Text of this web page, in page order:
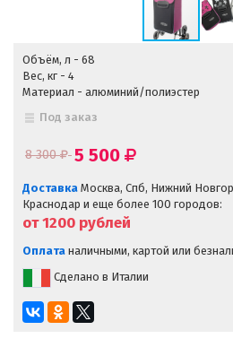
Объём, л - 68
Вес, кг - 4
Материал - алюминий/полиэстер
Под заказ
8 300 5 500
Доставка Москва, Спб, Нижний
Краснодар и еще более 100 городов:
от 1200 рублей
Оплата наличными, картой или
Сделано в Италии